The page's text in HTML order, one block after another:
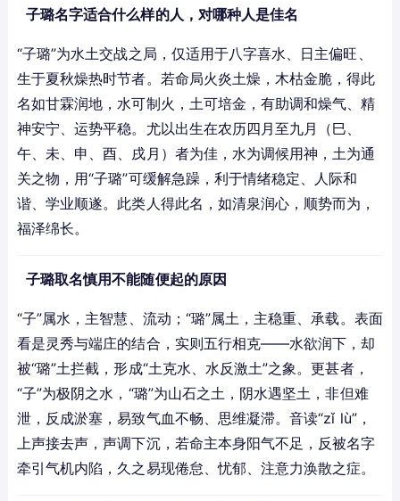
子璐名字适合什么样的人，对哪种人是佳名
“子璐”为水土交战之局，仅适用于八字喜水、日主偏旺、
生于夏秋燥热时节者。若命局火炎土燥，木枯金脆，得此
名如甘霖润地，水可制火，土可培金，有助调和燥气、精
神安宁、运势平稳。尤以出生在农历四月至九月（巳、
午、未、申、酉、戌月）者为佳，水为调候用神，土为通
关之物，用“子璐”可缓解急躁，利于情绪稳定、人际和
谐、学业顺遂。此类人得此名，如清泉润心，顺势而为，
福泽绵长。
子璐取名慎用不能随便起的原因
“子”属水，主智慧、流动；“璐”属土，主稳重、承载。表面
看是灵秀与端庄的结合，实则五行相克——水欲润下，却
被“璐”土拦截，形成“土克水、水反激土”之象。更甚者，
“子”为极阴之水，“璐”为山石之土，阴水遇坚土，非但难
泄，反成淤塞，易致气血不畅、思维凝滞。音读“zǐ lù”，
上声接去声，声调下沉，若命主本身阳气不足，反被名字
牵引气机内陷，久之易现倦怠、忧郁、注意力涣散之症。